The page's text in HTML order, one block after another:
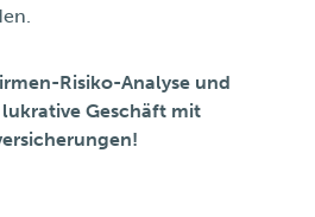
Risiko-Analyse und
Geschäft mit